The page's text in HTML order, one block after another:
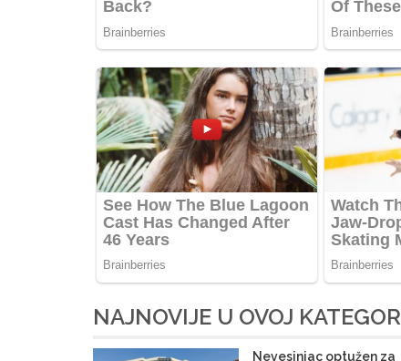
NAJNOVIJE U OVOJ
Nevesinjac optužen za